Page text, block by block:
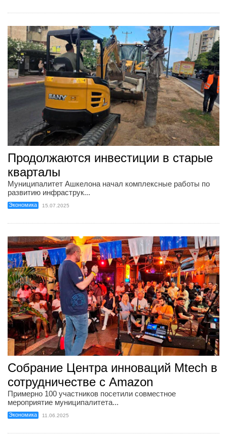
Продолжаются инвестиции в старые
кварталы
Муниципалитет Ашкелона начал комплексные работы по
развитию инфраструк...
Экономика 15.07.2025
Собрание Центра инноваций Mtech в
сотрудничестве с Amazon
Примерно 100 участников посетили совместное
мероприятие муниципалитета...
Экономика 11.06.2025